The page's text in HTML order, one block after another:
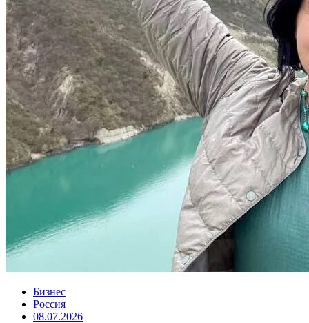
Бизнес
Россия
08.07.2026